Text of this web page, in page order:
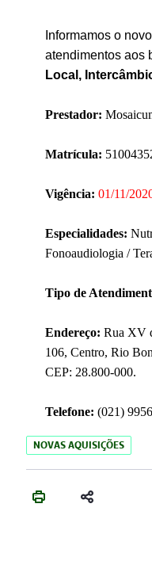
Informamos o
atendimentos aos
Local,
Prestador:
Matrícula:
Vigência: 01/11/
Especialidades:
Fonoaudiologia /
Tipo de
Endereço: Rua XV
106, Centro, Rio
CEP: 28.800-000.
Telefone: (021)
NOVAS AQUISIÇÕES